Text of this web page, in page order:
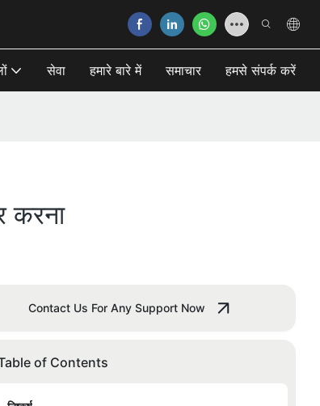
सेवा हमारे बारे में समाचार हमसे संपर्क करें
करना
Contact Us For Any Support Now
of Contents